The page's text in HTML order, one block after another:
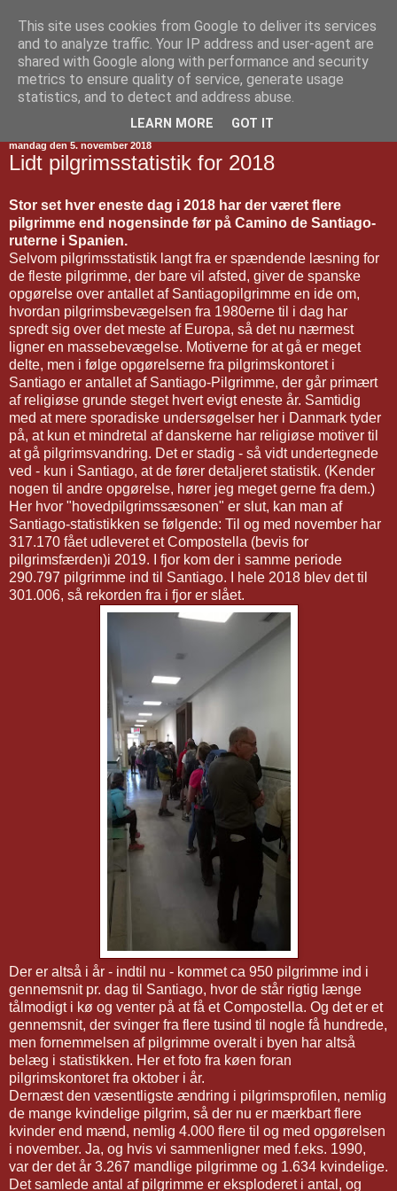
Jakobsvejen
mandag den 5. november 2018
Lidt pilgrimsstatistik for 2018
Stor set hver eneste dag i 2018 har der været flere
pilgrimme end nogensinde før på Camino de Santiago-
ruterne i Spanien.
Selvom pilgrimsstatistik langt fra er spændende læsning for
de fleste pilgrimme, der bare vil afsted, giver de spanske
opgørelse over antallet af Santiagopilgrimme en ide om,
hvordan pilgrimsbevægelsen fra 1980erne til i dag har
spredt sig over det meste af Europa, så det nu nærmest
ligner en massebevægelse. Motiverne for at gå er meget
delte, men i følge opgørelserne fra pilgrimskontoret i
Santiago er antallet af Santiago-Pilgrimme, der går primært
af religiøse grunde steget hvert evigt eneste år. Samtidig
med at mere sporadiske undersøgelser her i Danmark tyder
på, at kun et mindretal af danskerne har religiøse motiver til
at gå pilgrimsvandring. Det er stadig - så vidt undertegnede
ved - kun i Santiago, at de fører detaljeret statistik. (Kender
nogen til andre opgørelse, hører jeg meget gerne fra dem.)
Her hvor "hovedpilgrimssæsonen" er slut, kan man af
Santiago-statistikken se følgende: Til og med november har
317.170 fået udleveret et Compostella (bevis for
pilgrimsfærden)i 2019. I fjor kom der i samme periode
290.797 pilgrimme ind til Santiago. I hele 2018 blev det til
301.006, så rekorden fra i fjor er slået.
Der er altså i år - indtil nu - kommet ca 950 pilgrimme ind i
gennemsnit pr. dag til Santiago, hvor de står rigtig længe
tålmodigt i kø og venter på at få et Compostella. Og det er et
gennemsnit, der svinger fra flere tusind til nogle få hundrede,
men fornemmelsen af pilgrimme overalt i byen har altså
belæg i statistikken. Her et foto fra køen foran
pilgrimskontoret fra oktober i år.
Dernæst den væsentligste ændring i pilgrimsprofilen, nemlig
de mange kvindelige pilgrim, så der nu er mærkbart flere
kvinder end mænd, nemlig 4.000 flere til og med opgørelsen
i november. Ja, og hvis vi sammenligner med f.eks. 1990,
var der det år 3.267 mandlige pilgrimme og 1.634 kvindelige.
Det samlede antal af pilgrimme er eksploderet i antal, og
This site uses cookies from Google to deliver its services
and to analyze traffic. Your IP address and user-agent are
shared with Google along with performance and security
metrics to ensure quality of service, generate usage
statistics, and to detect and address abuse.
LEARN MORE GOT IT